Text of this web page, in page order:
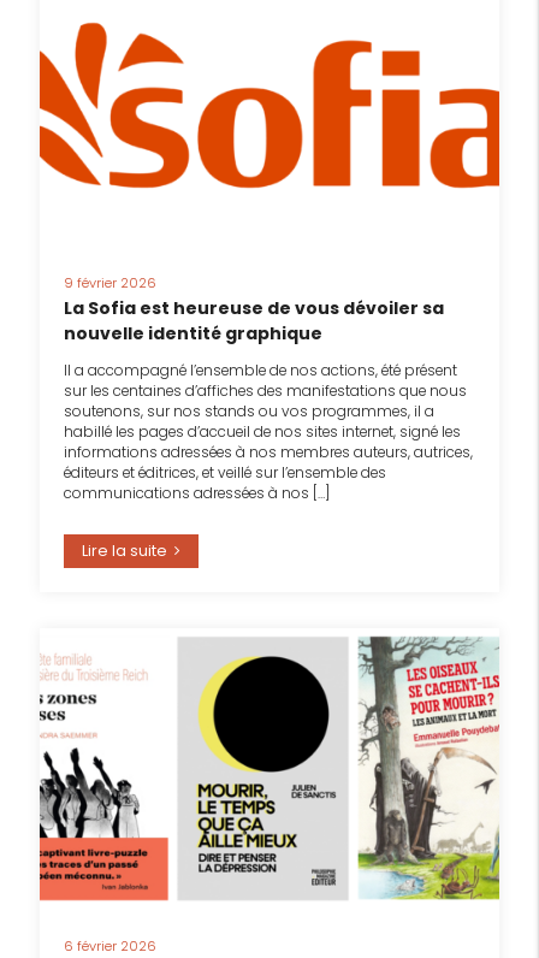
9 février 2026
La Sofia est heureuse de vous dévoiler sa
nouvelle identité graphique
Il a accompagné l’ensemble de nos actions, été présent
sur les centaines d’affiches des manifestations que nous
soutenons, sur nos stands ou vos programmes, il a
habillé les pages d’accueil de nos sites internet, signé les
informations adressées à nos membres auteurs, autrices,
éditeurs et éditrices, et veillé sur l’ensemble des
communications adressées à nos […]
Lire la suite
6 février 2026